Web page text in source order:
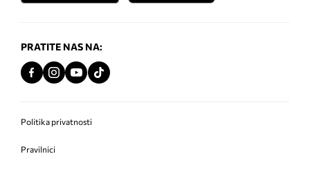
PRATITE NAS NA:
Politika privatnosti
Pravilnici